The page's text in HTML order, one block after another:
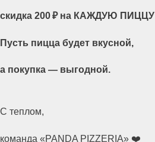
скидка 200 ₽ на КАЖДУЮ ПИЦЦУ
Пусть пицца будет вкусной,
а покупка — выгодной.
С теплом,
команда «PANDA PIZZERIA» ❤️